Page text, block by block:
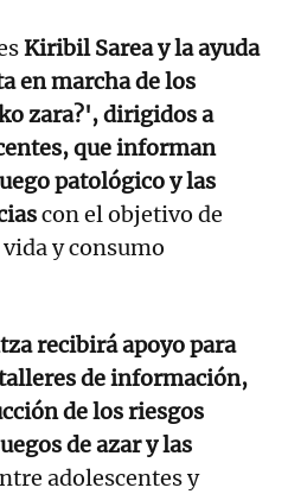
Kiribil Sarea y la ayuda
en marcha de los
zara?', dirigidos a
que informan
patológico y las
con el objetivo de
y consumo
recibirá apoyo para
de información,
de los riesgos
de azar y las
adolescentes y